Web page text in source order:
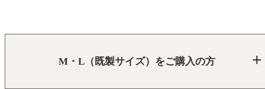
M・L（既製サイズ）をご購入の方